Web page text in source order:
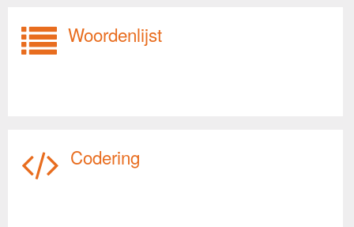
Woordenlijst
Codering